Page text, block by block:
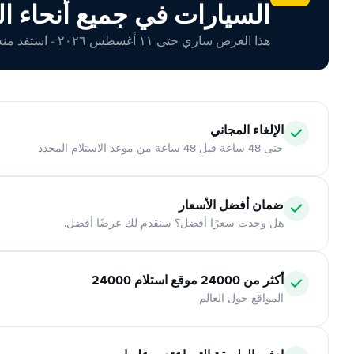
السيارات في جميع أنحاء
هذا العرض ساري حتى ١١ أغسطس ٢٠٢٦ - استفد منه اليوم!
الإلغاء المجاني
حتى 48 ساعة قبل 48 ساعة من موعد الاستلام المحدد
ضمان أفضل الأسعار
هل وجدت سعرًا أفضل؟ سنقدم لك عرضًا أفضل.
أكثر من 24000 موقع استلام 24000
المواقع حول العالم